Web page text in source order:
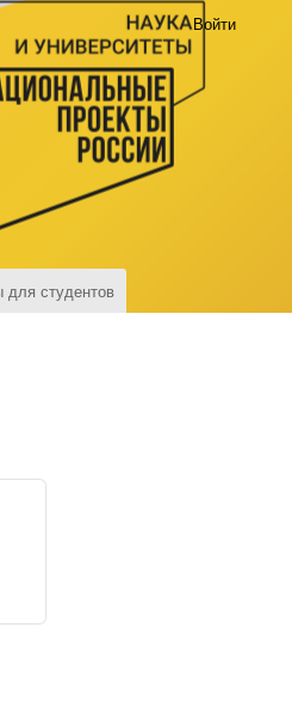
Войти
студентов